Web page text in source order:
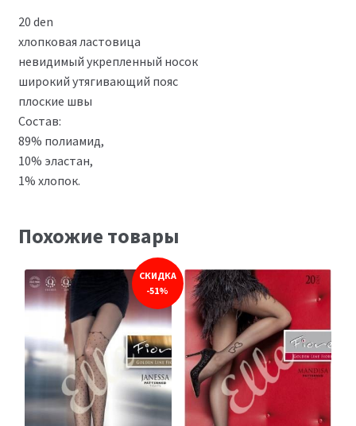
20 den
хлопковая ластовица
невидимый укрепленный носок
широкий утягивающий пояс
плоские швы
Состав:
89% полиамид,
10% эластан,
1% хлопок.
Похожие товары
СКИДКА
-51%